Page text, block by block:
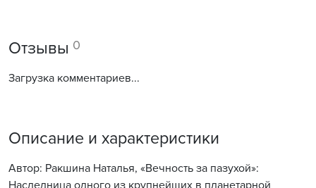
Отзывы 0
Загрузка комментариев...
Описание и характеристики
Автор: Ракшина Наталья, «Вечность за пазухой»: